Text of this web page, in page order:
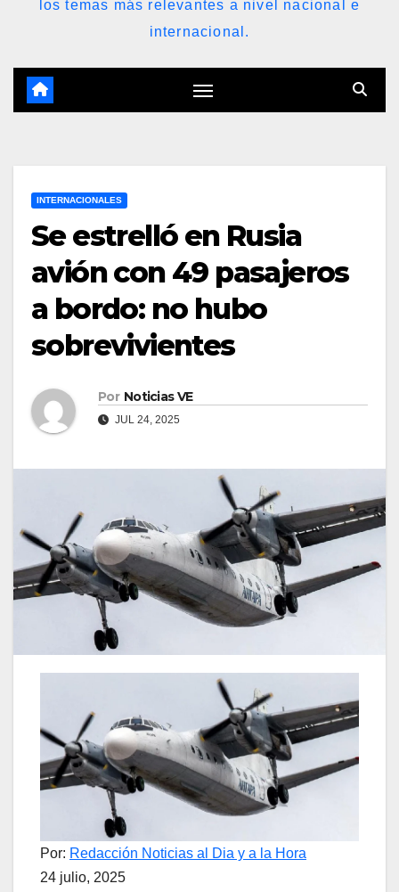
los temas más relevantes a nivel nacional e
internacional.
INTERNACIONALES
Se estrelló en Rusia
avión con 49 pasajeros
a bordo: no hubo
sobrevivientes
Por Noticias VE
JUL 24, 2025
Por: Redacción Noticias al Dia y a la Hora
24 julio, 2025